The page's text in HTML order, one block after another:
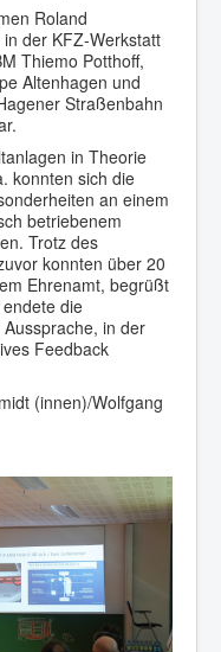
Roland
der KFZ-Werkstatt
Thiemo Potthoff,
Altenhagen und
Straßenbahn
in Theorie
konnten sich die
an einem
betriebenem
Trotz des
konnten über 20
Ehrenamt, begrüßt
die
in der
Feedback
(innen)/Wolfgang